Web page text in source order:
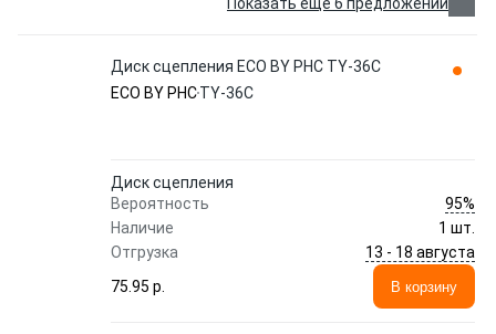
Диск сцепления ECO BY PHC TY-36C
ECO BY PHCTY-36C
Диск сцепления
Вероятность
95%
Наличие
1 шт.
Отгрузка
13 - 18 августа
75.95 p.
В корзину